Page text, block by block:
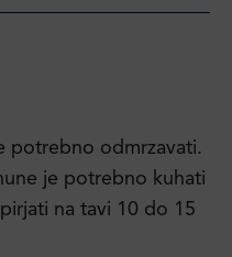
potrebno odmrzavati.
je potrebno kuhati
na tavi 10 do 15